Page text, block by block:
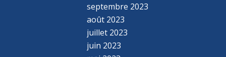
septembre 2023
août 2023
juillet 2023
juin 2023